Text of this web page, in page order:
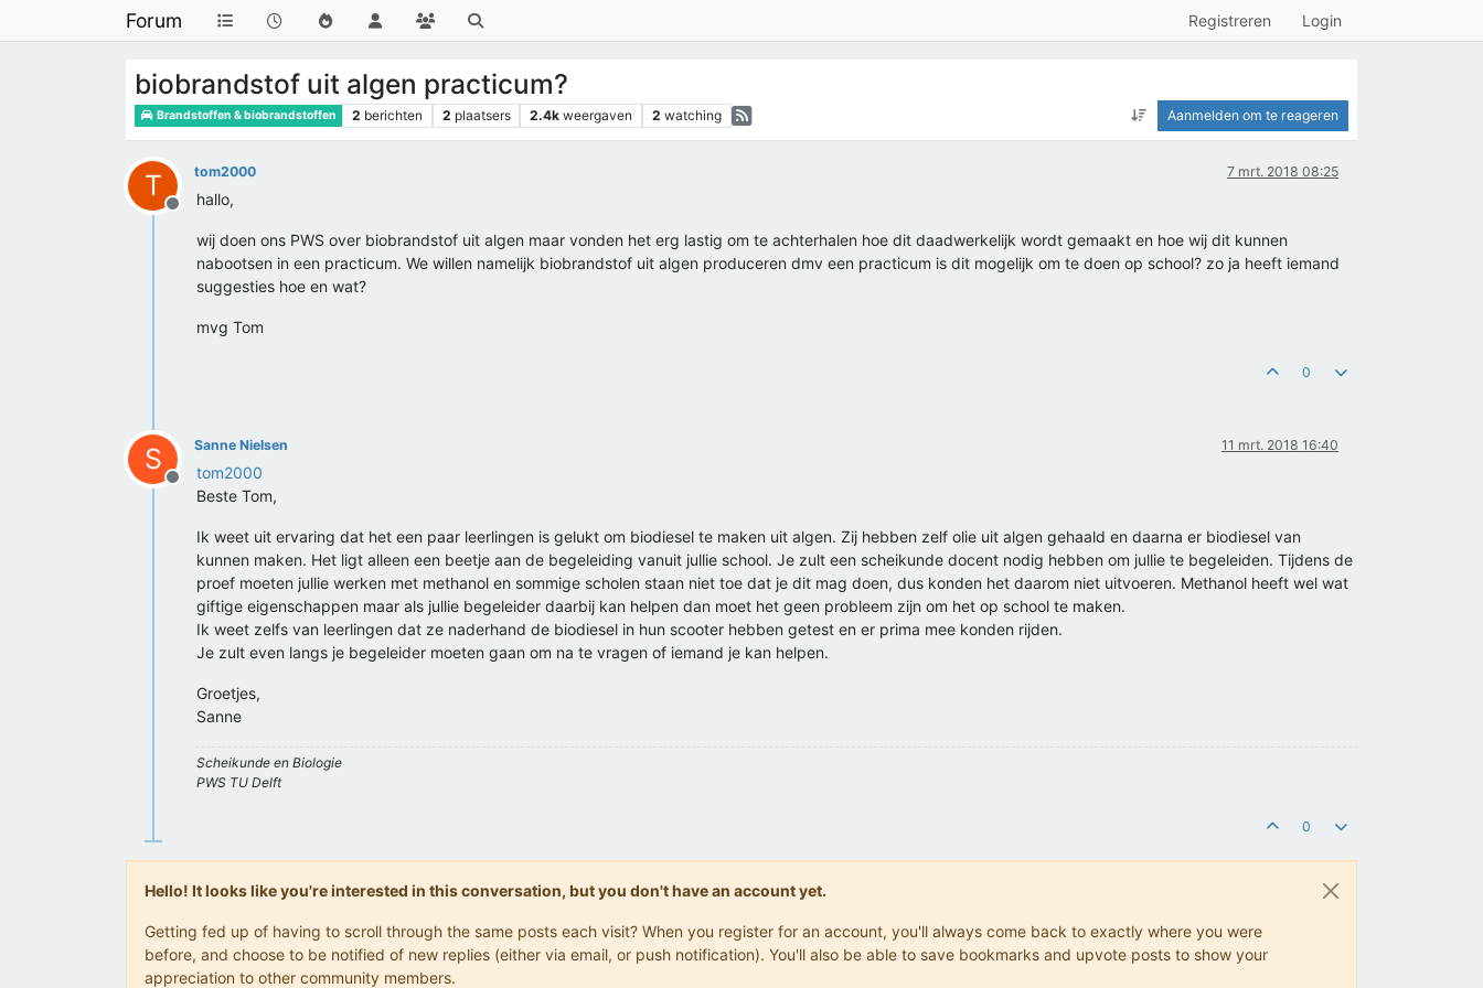
Forum Registreren Login
biobrandstof uit algen practicum?
Brandstoffen & biobrandstoffen 2 berichten 2 plaatsers 2.4k weergaven 2 watching Aanmelden om te reageren
T
Offline
tom2000 7 mrt. 2018 08:25
hallo,
wij doen ons PWS over biobrandstof uit algen maar vonden het erg lastig om te achterhalen hoe dit daadwerkelijk wordt gemaakt en hoe wij dit kunnen
nabootsen in een practicum. We willen namelijk biobrandstof uit algen produceren dmv een practicum is dit mogelijk om te doen op school? zo ja heeft iemand
suggesties hoe en wat?
mvg Tom
0
S
Offline
Sanne Nielsen 11 mrt. 2018 16:40
tom2000
Beste Tom,
Ik weet uit ervaring dat het een paar leerlingen is gelukt om biodiesel te maken uit algen. Zij hebben zelf olie uit algen gehaald en daarna er biodiesel van
kunnen maken. Het ligt alleen een beetje aan de begeleiding vanuit jullie school. Je zult een scheikunde docent nodig hebben om jullie te begeleiden. Tijdens de
proef moeten jullie werken met methanol en sommige scholen staan niet toe dat je dit mag doen, dus konden het daarom niet uitvoeren. Methanol heeft wel wat
giftige eigenschappen maar als jullie begeleider daarbij kan helpen dan moet het geen probleem zijn om het op school te maken.
Ik weet zelfs van leerlingen dat ze naderhand de biodiesel in hun scooter hebben getest en er prima mee konden rijden.
Je zult even langs je begeleider moeten gaan om na te vragen of iemand je kan helpen.
Groetjes,
Sanne
Scheikunde en Biologie
PWS TU Delft
0
Hello! It looks like you're interested in this conversation, but you don't have an account yet.
Getting fed up of having to scroll through the same posts each visit? When you register for an account, you'll always come back to exactly where you were
before, and choose to be notified of new replies (either via email, or push notification). You'll also be able to save bookmarks and upvote posts to show your
appreciation to other community members.